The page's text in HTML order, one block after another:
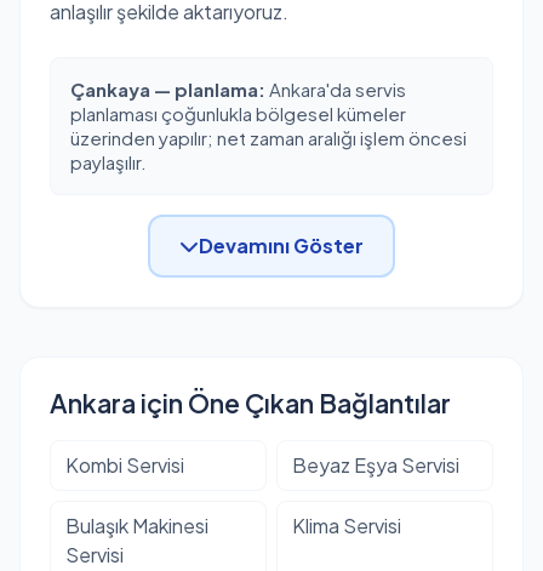
anlaşılır şekilde aktarıyoruz.
Çankaya — planlama: Ankara'da servis
planlaması çoğunlukla bölgesel kümeler
üzerinden yapılır; net zaman aralığı işlem öncesi
paylaşılır.
Devamını Göster
Ankara için Öne Çıkan Bağlantılar
Kombi Servisi Beyaz Eşya Servisi
Bulaşık Makinesi
Servisi
Klima Servisi